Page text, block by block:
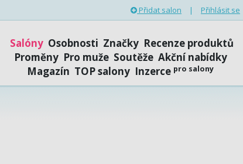
Přidat salon | Přihlásit se
Salóny Osobnosti Značky Recenze produktů
Proměny Pro muže Soutěže Akční nabídky
Magazín TOP salony Inzerce pro salony